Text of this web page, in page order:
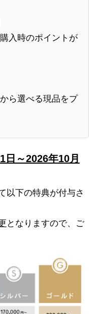
入時のポイントが
ら選べる現品をプ
日～2026年10月
以下の特典が付与さ
となりますので、ご